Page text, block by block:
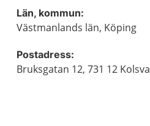
Län, kommun:
Västmanlands län, Köping
Postadress:
Bruksgatan 12, 731 12 Kolsva